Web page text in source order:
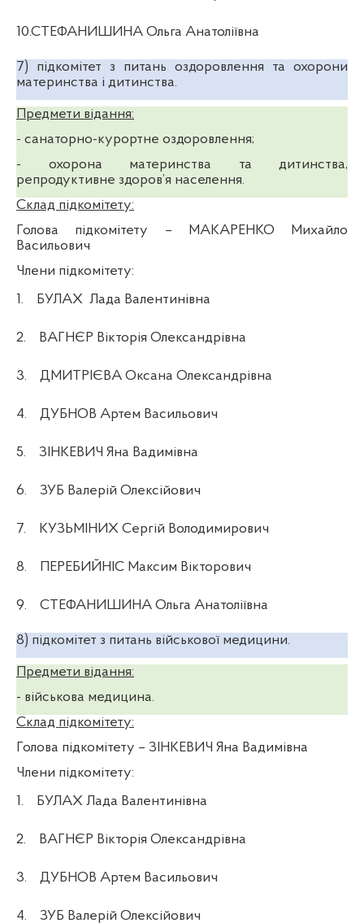
10.СТЕФАНИШИНА Ольга Анатоліївна
7)
підкомітет з питань оздоровлення та охорони
материнства і дитинства.
Предмети відання:
- санаторно-курортне оздоровлення;
- охорона материнства та дитинства,
репродуктивне здоров’я населення.
Склад підкомітету:
Голова підкомітету – МАКАРЕНКО Михайло
Васильович
Члени підкомітету:
1.
БУЛАХ Лада Валентинівна
2. ВАГНЄР Вікторія Олександрівна
3. ДМИТРІЄВА Оксана Олександрівна
4. ДУБНОВ Артем Васильович
5. ЗІНКЕВИЧ Яна Вадимівна
6. ЗУБ Валерій Олексійович
7. КУЗЬМІНИХ Сергій Володимирович
8. ПЕРЕБИЙНІС Максим Вікторович
9. СТЕФАНИШИНА Ольга Анатоліївна
8) підкомітет з питань військової медицини.
Предмети відання:
- військова медицина.
Склад підкомітету:
Голова підкомітету – ЗІНКЕВИЧ Яна Вадимівна
Члени підкомітету:
1.
БУЛАХ Лада Валентинівна
2. ВАГНЄР Вікторія Олександрівна
3. ДУБНОВ Артем Васильович
4. ЗУБ Валерій Олексійович